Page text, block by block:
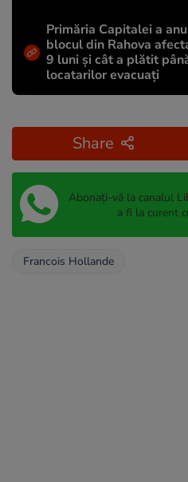
Primăria Capitalei a
blocul din Rahova
9 luni și cât a plătit
locatarilor evacuați
Share
Abonați-vă la canalul
a fi la curent
Francois Hollande